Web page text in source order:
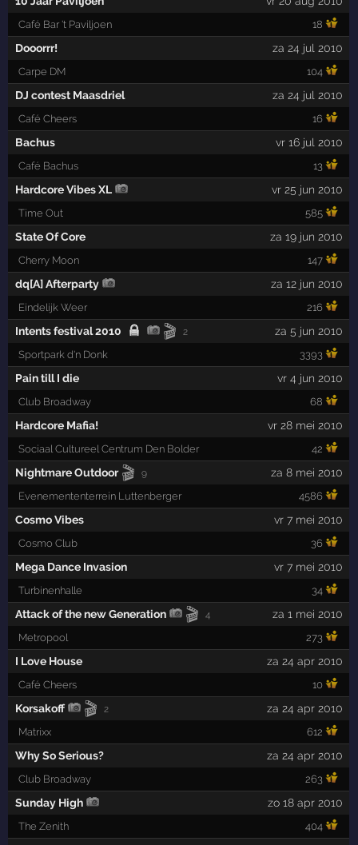
Café Bar 't Paviljoen 18
Dooorrr! za 24 jul 2010
Carpe DM 104
DJ contest Maasdriel za 24 jul 2010
Café Cheers 16
Bachus vr 16 jul 2010
Café Bachus 13
Hardcore Vibes XL vr 25 jun 2010
Time Out 585
State Of Core za 19 jun 2010
Cherry Moon 147
dq[A] Afterparty za 12 jun 2010
Eindelijk Weer 216
Intents festival 2010 🎬 2 za 5 jun 2010
Sportpark d'n Donk 3393
Pain till I die vr 4 jun 2010
Club Broadway 68
Hardcore Mafia! vr 28 mei 2010
Sociaal Cultureel Centrum Den Bolder 42
Nightmare Outdoor 🎬 9 za 8 mei 2010
Evenemententerrein Luttenberger 4586
Cosmo Vibes vr 7 mei 2010
Cosmo Club 36
Mega Dance Invasion vr 7 mei 2010
Turbinenhalle 34
Attack of the new Generation 🎬 4 za 1 mei 2010
Metropool 273
I Love House za 24 apr 2010
Café Cheers 10
Korsakoff 🎬 2 za 24 apr 2010
Matrixx 612
Why So Serious? za 24 apr 2010
Club Broadway 263
Sunday High zo 18 apr 2010
The Zenith 404